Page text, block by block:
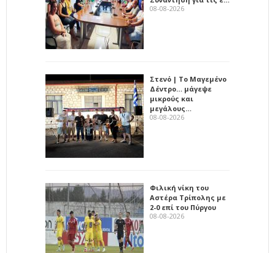
08-08-2026
Στενό | Το Μαγεμένο
Δέντρο… μάγεψε
μικρούς και
μεγάλους…
08-08-2026
Φιλική νίκη του
Αστέρα Τρίπολης με
2-0 επί του Πύργου
08-08-2026